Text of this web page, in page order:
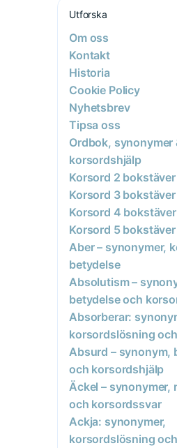
Utforska
Om oss
Kontakt
Historia
Cookie Policy
Nyhetsbrev
Tipsa oss
Ordbok, synonymer
korsordshjälp
Korsord 2 bokstäver
Korsord 3 bokstäver
Korsord 4 bokstäver
Korsord 5 bokstäver
Aber – synonymer,
betydelse
Absolutism –
betydelse och
Absorberar:
korsordslösning
Absurd – synonym,
och korsordshjälp
Äckel – synonymer,
och korsordssvar
Ackja: synonymer,
korsordslösning